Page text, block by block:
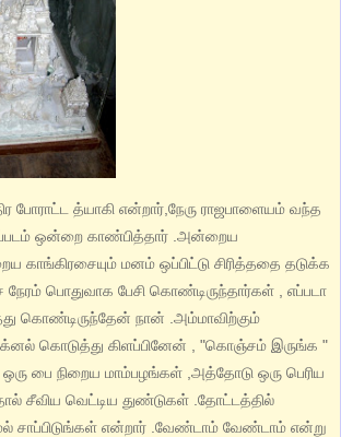
போராட்ட த்யாகி என்றார்,நேரு ராஜபாளையம் வந்த
ஒன்றை காண்பித்தார் .அன்றைய
காங்கிரசையும் மனம் ஒப்பிட்டு சிரித்ததை தடுக்க
பொதுவாக பேசி கொண்டிருந்தார்கள் , எப்படா
கொண்டிருந்தேன் நான் .அம்மாவிற்கும்
சிக்னல் கொடுத்து கிளப்பினேன் , "கொஞ்சம் இருங்க "
பை நிறைய மாம்பழங்கள் ,அத்தோடு ஒரு பெரிய
சீவிய வெட்டிய துண்டுகள் .தோட்டத்தில்
சாப்பிடுங்கள் என்றார் .வேண்டாம் வேண்டாம் என்று